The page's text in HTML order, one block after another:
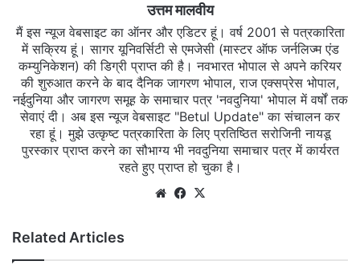
उत्तम मालवीय
मैं इस न्यूज वेबसाइट का ऑनर और एडिटर हूं। वर्ष 2001 से पत्रकारिता
में सक्रिय हूं। सागर यूनिवर्सिटी से एमजेसी (मास्टर ऑफ जर्नलिज्म एंड
कम्युनिकेशन) की डिग्री प्राप्त की है। नवभारत भोपाल से अपने करियर
की शुरुआत करने के बाद दैनिक जागरण भोपाल, राज एक्सप्रेस भोपाल,
नईदुनिया और जागरण समूह के समाचार पत्र 'नवदुनिया' भोपाल में वर्षों तक
सेवाएं दी। अब इस न्यूज वेबसाइट "Betul Update" का संचालन कर
रहा हूं। मुझे उत्कृष्ट पत्रकारिता के लिए प्रतिष्ठित सरोजिनी नायडू
पुरस्कार प्राप्त करने का सौभाग्य भी नवदुनिया समाचार पत्र में कार्यरत
रहते हुए प्राप्त हो चुका है।
WebsiteFacebook
Related Articles